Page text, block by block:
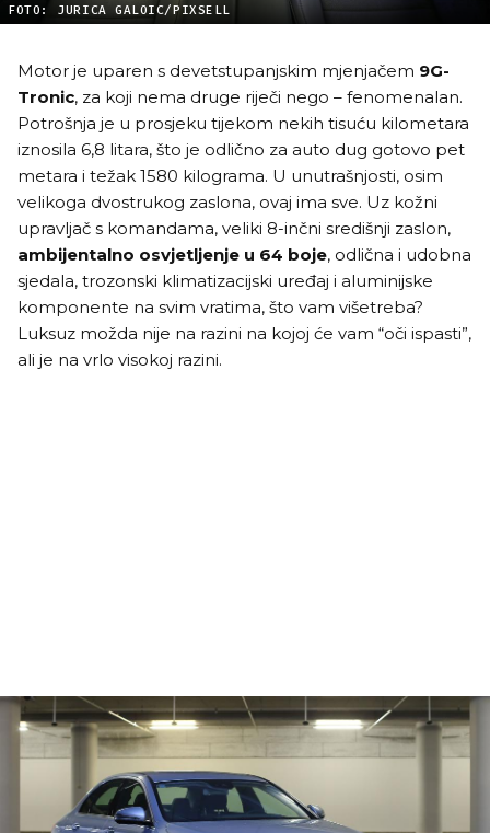
FOTO: JURICA GALOIC/PIXSELL
Motor je uparen s devetstupanjskim mjenjačem 9G-
Tronic, za koji nema druge riječi nego – fenomenalan.
Potrošnja je u prosjeku tijekom nekih tisuću kilometara
iznosila 6,8 litara, što je odlično za auto dug gotovo pet
metara i težak 1580 kilograma. U unutrašnjosti, osim
velikoga dvostrukog zaslona, ovaj ima sve. Uz kožni
upravljač s komandama, veliki 8-inčni središnji zaslon,
ambijentalno osvjetljenje u 64 boje, odlična i udobna
sjedala, trozonski klimatizacijski uređaj i aluminijske
komponente na svim vratima, što vam višetreba?
Luksuz možda nije na razini na kojoj će vam “oči ispasti”,
ali je na vrlo visokoj razini.